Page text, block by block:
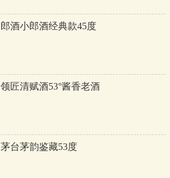
郎酒小郎酒经典款45度
领匠清赋酒53°酱香老酒
茅台茅韵鉴藏53度